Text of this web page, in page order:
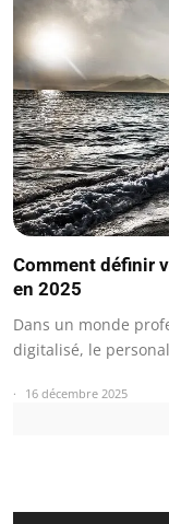
Comment définir
en 2025
Dans un monde
digitalisé, le
16 décembre 2025